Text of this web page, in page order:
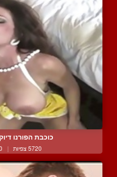
כוכבת הפורנו
5720 צפיות |
0